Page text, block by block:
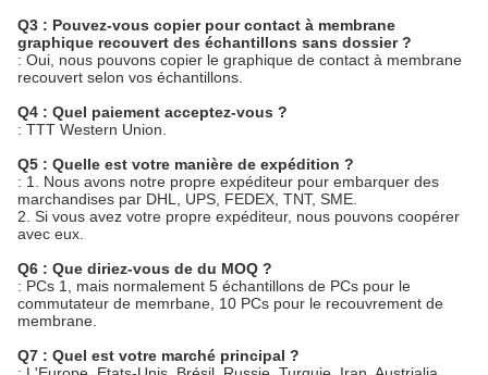
Q3 : Pouvez-vous copier pour contact à membrane
graphique recouvert des échantillons sans dossier ?
: Oui, nous pouvons copier le graphique de contact à membrane
recouvert selon vos échantillons.
Q4 : Quel paiement acceptez-vous ?
: TTT Western Union.
Q5 : Quelle est votre manière de expédition ?
: 1. Nous avons notre propre expéditeur pour embarquer des
marchandises par DHL, UPS, FEDEX, TNT, SME.
2. Si vous avez votre propre expéditeur, nous pouvons coopérer
avec eux.
Q6 : Que diriez-vous de du MOQ ?
: PCs 1, mais normalement 5 échantillons de PCs pour le
commutateur de memrbane, 10 PCs pour le recouvrement de
membrane.
Q7 : Quel est votre marché principal ?